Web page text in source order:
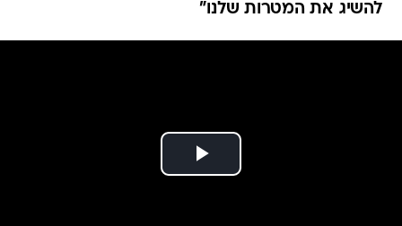
להשיג את המטרות שלנו"